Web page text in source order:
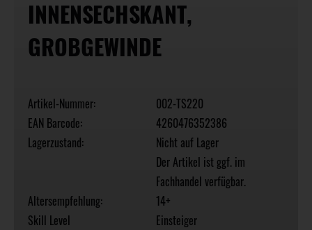
INNENSECHSKANT,
GROBGEWINDE
Artikel-Nummer:
002-TS220
EAN Barcode:
4260476352386
Lagerzustand:
Nicht auf Lager
Der Artikel ist ggf. im
Fachhandel verfügbar.
Altersempfehlung:
14+
Skill Level
Einsteiger